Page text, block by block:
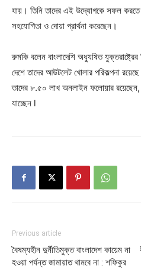
যায়। তিনি তাদের এই উদ্যোগকে সফল করতে
সহযোগিতা ও দোয়া প্রার্থনা করেছেন।
রুমকি বলেন বাংলাদেশি অধ্যুষিত
দেশে তাদের আউটলেট খোলার পরিকল্পনা
তাদের ৮.৫০ লাখ অনলাইন ফলোয়ার রয়েছেন,
যাচ্ছেন l
Previous article
বৈষম্যহীন দুর্নীতিমুক্ত বাংলাদেশ কায়েম না
হওয়া পর্যন্ত জামায়াত থামবে না : শফিকুর